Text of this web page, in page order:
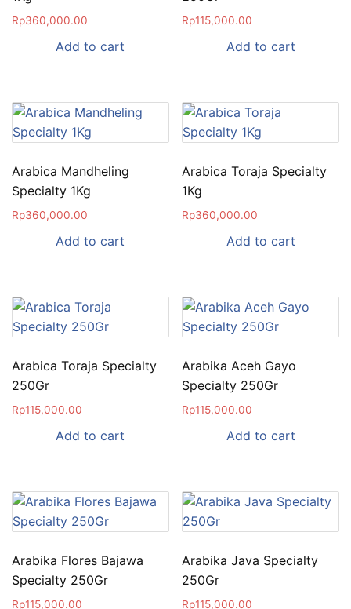
Rp360,000.00
Add to cart
Rp115,000.00
Add to cart
Arabica Mandheling
Specialty 1Kg
Rp360,000.00
Add to cart
Arabica Toraja Specialty
1Kg
Rp360,000.00
Add to cart
Arabica Toraja Specialty
250Gr
Rp115,000.00
Add to cart
Arabika Aceh Gayo
Specialty 250Gr
Rp115,000.00
Add to cart
Arabika Flores Bajawa
Specialty 250Gr
Rp115,000.00
Arabika Java Specialty
250Gr
Rp115,000.00